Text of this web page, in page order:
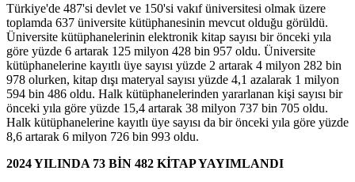
Türkiye'de 487'si devlet ve 150'si vakıf üniversitesi olmak üzere
toplamda 637 üniversite kütüphanesinin mevcut olduğu görüldü.
Üniversite kütüphanelerinin elektronik kitap sayısı bir önceki yıla
göre yüzde 6 artarak 125 milyon 428 bin 957 oldu. Üniversite
kütüphanelerine kayıtlı üye sayısı yüzde 2 artarak 4 milyon 282 bin
978 olurken, kitap dışı materyal sayısı yüzde 4,1 azalarak 1 milyon
594 bin 486 oldu. Halk kütüphanelerinden yararlanan kişi sayısı bir
önceki yıla göre yüzde 15,4 artarak 38 milyon 737 bin 705 oldu.
Halk kütüphanelerine kayıtlı üye sayısı da bir önceki yıla göre yüzde
8,6 artarak 6 milyon 726 bin 993 oldu.
2024 YILINDA 73 BİN 482 KİTAP YAYIMLANDI